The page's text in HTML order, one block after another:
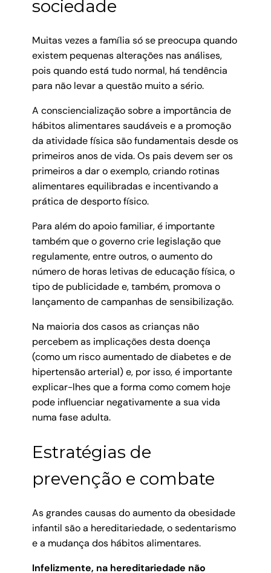
sociedade
Muitas vezes a família só se preocupa quando
existem pequenas alterações nas análises,
pois quando está tudo normal, há tendência
para não levar a questão muito a sério.
A consciencialização sobre a importância de
hábitos alimentares saudáveis e a promoção
da atividade física são fundamentais desde os
primeiros anos de vida. Os pais devem ser os
primeiros a dar o exemplo, criando rotinas
alimentares equilibradas e incentivando a
prática de desporto físico.
Para além do apoio familiar, é importante
também que o governo crie legislação que
regulamente, entre outros, o aumento do
número de horas letivas de educação física, o
tipo de publicidade e, também, promova o
lançamento de campanhas de sensibilização.
Na maioria dos casos as crianças não
percebem as implicações desta doença
(como um risco aumentado de diabetes e de
hipertensão arterial) e, por isso, é importante
explicar-lhes que a forma como comem hoje
pode influenciar negativamente a sua vida
numa fase adulta.
Estratégias de
prevenção e combate
As grandes causas do aumento da obesidade
infantil são a hereditariedade, o sedentarismo
e a mudança dos hábitos alimentares.
Infelizmente, na hereditariedade não